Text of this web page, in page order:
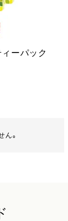
ーパック
ん。